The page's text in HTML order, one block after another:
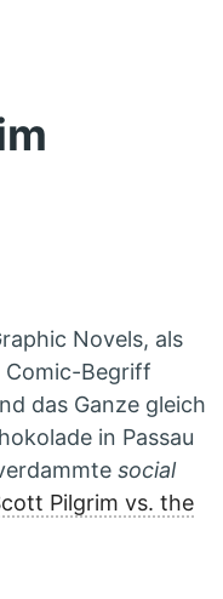
Novels, als
Comic-Begriff
das Ganze gleich
in Passau
social
Pilgrim vs. the